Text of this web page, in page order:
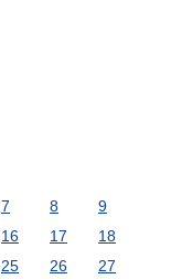
7 8
9
16 17
18
25 26 27